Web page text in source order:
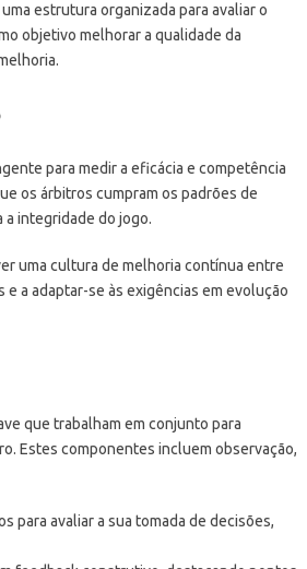
estrutura organizada para avaliar o
objetivo melhorar a qualidade da
para medir a eficácia e competência
os árbitros cumpram os padrões de
integridade do jogo.
uma cultura de melhoria contínua entre
a adaptar-se às exigências em evolução
que trabalham em conjunto para
Estes componentes incluem observação,
para avaliar a sua tomada de decisões,